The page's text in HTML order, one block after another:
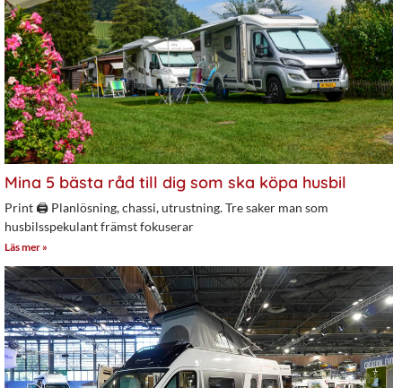
Mina 5 bästa råd till dig som ska köpa husbil
Print 🖨 Planlösning, chassi, utrustning. Tre saker man som
husbilsspekulant främst fokuserar
Läs mer »